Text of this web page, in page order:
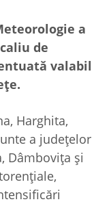
a
de
valabil
Harghita,
a judeţelor
Dâmboviţa şi